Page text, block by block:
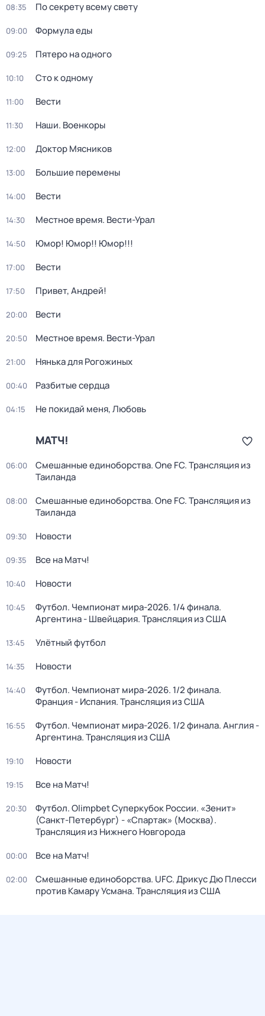
08:35 По секрету всему свету
09:00 Формула еды
09:25 Пятеро на одного
10:10 Сто к одному
11:00 Вести
11:30 Наши. Военкоры
12:00 Доктор Мясников
13:00 Большие перемены
14:00 Вести
14:30 Местное время. Вести-Урал
14:50 Юмор! Юмор!! Юмор!!!
17:00 Вести
17:50 Привет, Андрей!
20:00 Вести
20:50 Местное время. Вести-Урал
21:00 Нянька для Рогожиных
00:40 Разбитые сердца
04:15 Не покидай меня, Любовь
МАТЧ!
06:00
Смешанные единоборства. One FC. Трансляция из
Таиланда
08:00
Смешанные единоборства. One FC. Трансляция из
Таиланда
09:30 Новости
09:35 Все на Матч!
10:40 Новости
10:45
Футбол. Чемпионат мира-2026. 1/4 финала.
Аргентина - Швейцария. Трансляция из США
13:45 Улётный футбол
14:35 Новости
14:40
Футбол. Чемпионат мира-2026. 1/2 финала.
Франция - Испания. Трансляция из США
16:55
Футбол. Чемпионат мира-2026. 1/2 финала. Англия -
Аргентина. Трансляция из США
19:10 Новости
19:15 Все на Матч!
20:30
Футбол. Olimpbet Суперкубок России. «Зенит»
(Санкт-Петербург) - «Спартак» (Москва).
Трансляция из Нижнего Новгорода
00:00 Все на Матч!
02:00
Смешанные единоборства. UFC. Дрикус Дю Плесси
против Камару Усмана. Трансляция из США